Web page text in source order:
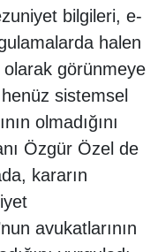
bilgileri, e-
halen
görünmeye
sistemsel
olmadığını
Özgür Özel de
kararın
avukatlarının